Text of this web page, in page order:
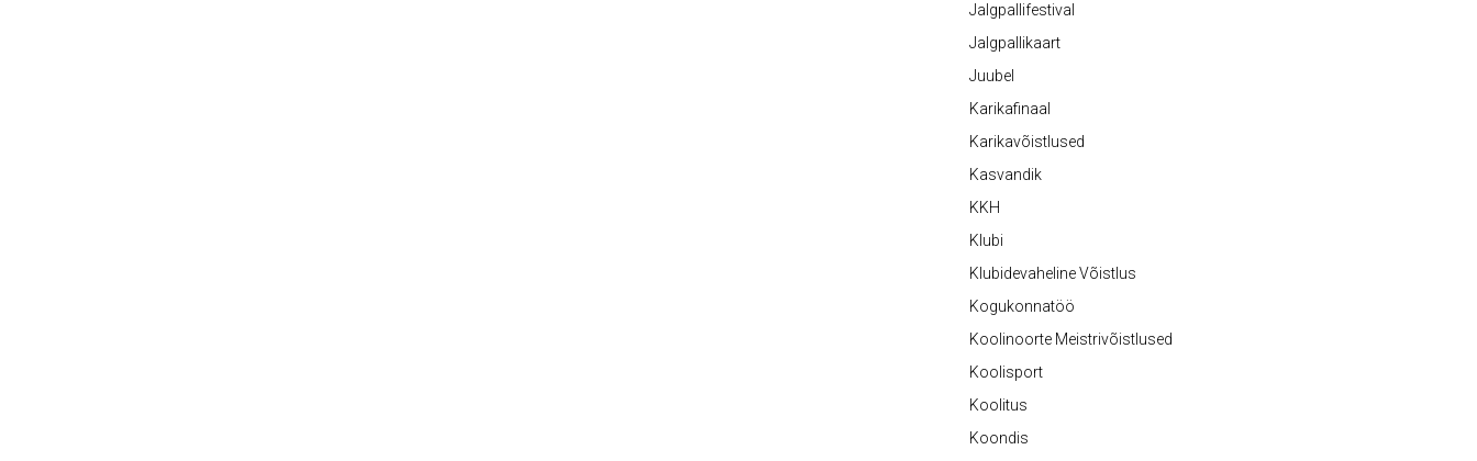
Jalgpallifestival
Jalgpallikaart
Juubel
Karikafinaal
Karikavõistlused
Kasvandik
KKH
Klubi
Klubidevaheline Võistlus
Kogukonnatöö
Koolinoorte Meistrivõistlused
Koolisport
Koolitus
Koondis